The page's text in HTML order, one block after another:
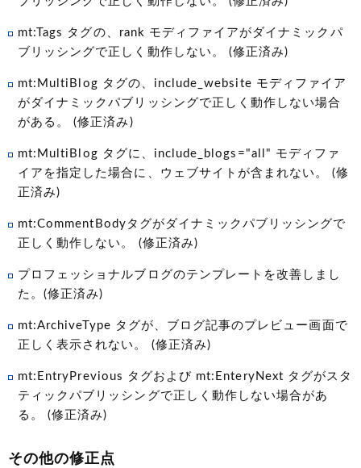
mt:Tags タグの、rank モディファイアがダイナミックパ
ブリッシングで正しく動作しない。 (修正済み)
mt:MultiBlog タグの、include_website モディファイア
がダイナミックパブリッシングで正しく動作しない場合
がある。 (修正済み)
mt:MultiBlog タグに、include_blogs="all" モディファ
イアを指定した場合に、ウェブサイトが含まれない。 (修
正済み)
mt:CommentBodyタグがダイナミックパブリッシングで
正しく動作しない。 (修正済み)
プロフェッショナルブログのテンプレートを改善しまし
た。(修正済み)
mt:ArchiveType タグが、ブログ記事のプレビュー画面で
正しく表示されない。 (修正済み)
mt:EntryPrevious タグおよび mt:EnteryNext タグがスタ
ティックパブリッシングで正しく動作しない場合があ
る。 (修正済み)
その他の修正点